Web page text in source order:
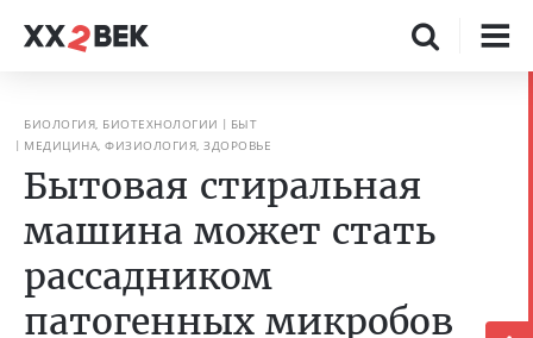
БИОЛОГИЯ, БИОТЕХНОЛОГИИ
БЫТ
МЕДИЦИНА, ФИЗИОЛОГИЯ, ЗДОРОВЬЕ
Бытовая стиральная
машина может стать
рассадником
патогенных микробов